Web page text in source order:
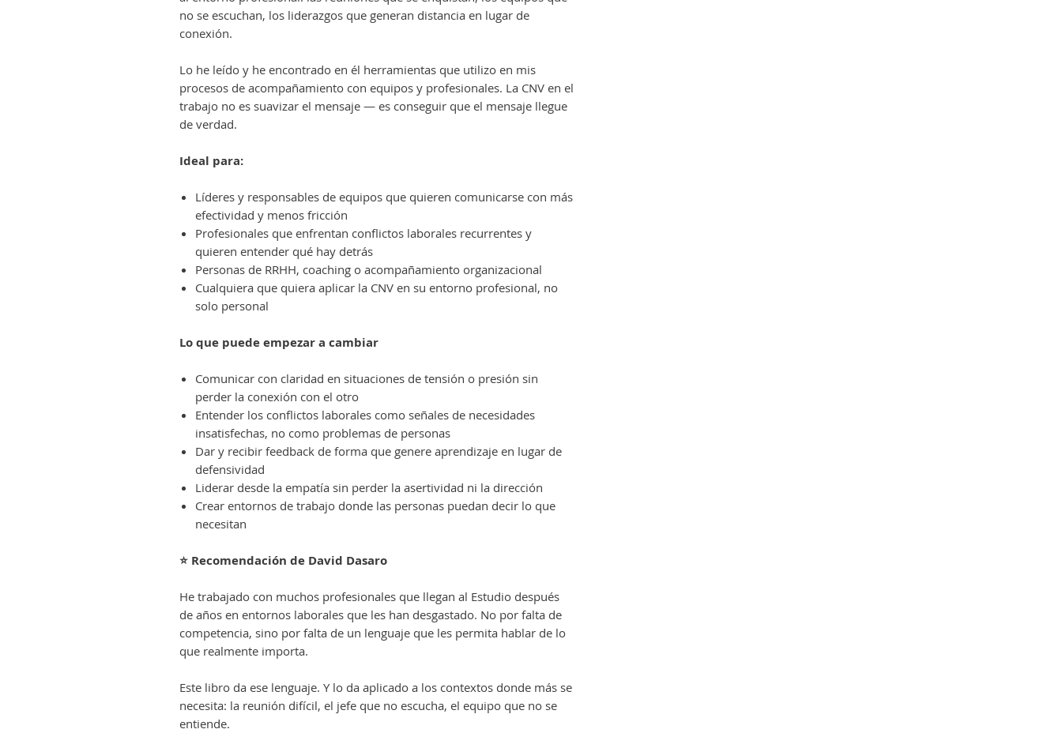
no se escuchan, los liderazgos que generan distancia en lugar de
conexión.
Lo he leído y he encontrado en él herramientas que utilizo en mis
procesos de acompañamiento con equipos y profesionales. La CNV en el
trabajo no es suavizar el mensaje — es conseguir que el mensaje llegue
de verdad.
Ideal para:
Líderes y responsables de equipos que quieren comunicarse con más
efectividad y menos fricción
Profesionales que enfrentan conflictos laborales recurrentes y
quieren entender qué hay detrás
Personas de RRHH, coaching o acompañamiento organizacional
Cualquiera que quiera aplicar la CNV en su entorno profesional, no
solo personal
Lo que puede empezar a cambiar
Comunicar con claridad en situaciones de tensión o presión sin
perder la conexión con el otro
Entender los conflictos laborales como señales de necesidades
insatisfechas, no como problemas de personas
Dar y recibir feedback de forma que genere aprendizaje en lugar de
defensividad
Liderar desde la empatía sin perder la asertividad ni la dirección
Crear entornos de trabajo donde las personas puedan decir lo que
necesitan
⭐ Recomendación de David Dasaro
He trabajado con muchos profesionales que llegan al Estudio después
de años en entornos laborales que les han desgastado. No por falta de
competencia, sino por falta de un lenguaje que les permita hablar de lo
que realmente importa.
Este libro da ese lenguaje. Y lo da aplicado a los contextos donde más se
necesita: la reunión difícil, el jefe que no escucha, el equipo que no se
entiende.